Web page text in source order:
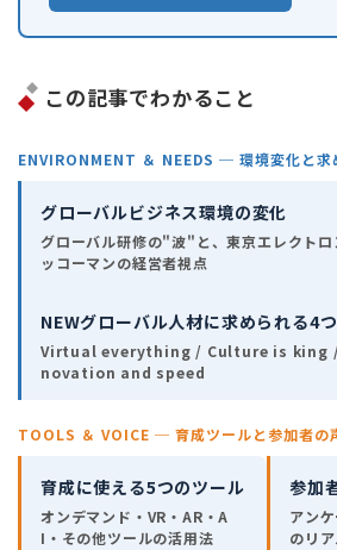
この記事でわかること
ENVIRONMENT ＆ NEEDS ─ 環境変化と求
グローバルビジネス環境の変化
グローバル研修の"波"と、東京エレクトロ
ッコーマンの経営者視点
NEWグローバル人材に求められる4
Virtual everything / Culture is king
novation and speed
TOOLS ＆ VOICE ─ 育成ツールと参加者の
育成に使える5つのツール
オンデマンド・VR・AR・A
I・その他ツールの活用法
参加
アン
のリ